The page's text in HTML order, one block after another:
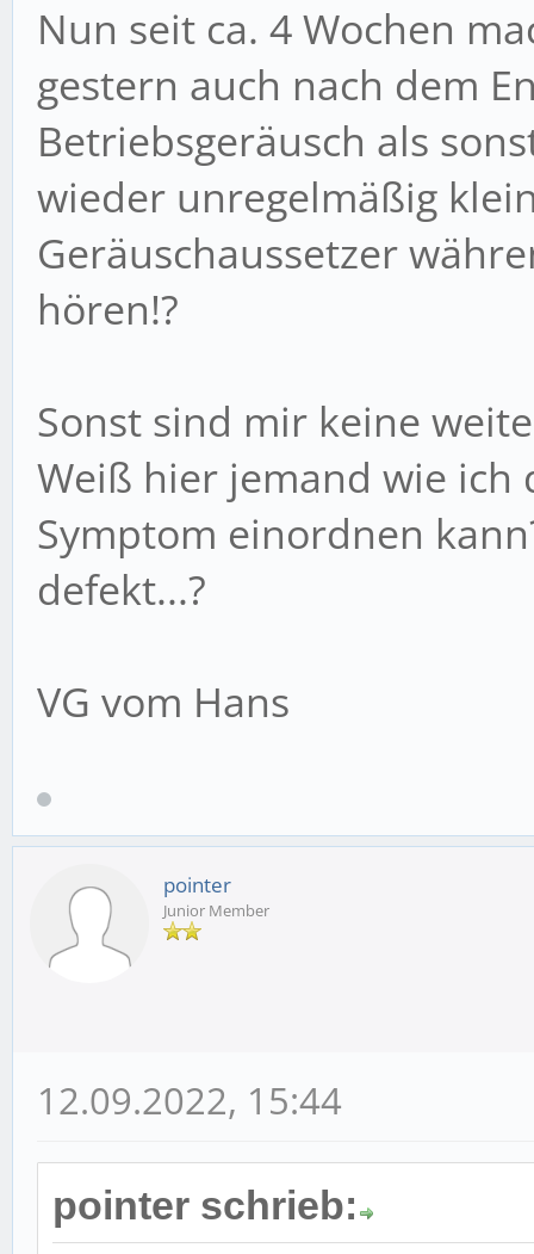
Nun seit ca. 4 Wochen
gestern auch nach dem
Betriebsgeräusch als
wieder unregelmäßig
Geräuschaussetzer
hören!?
Sonst sind mir keine
Weiß hier jemand wie ich
Symptom einordnen
defekt...?
VG vom Hans
pointer
Junior Member
12.09.2022, 15:44
pointer schrieb: